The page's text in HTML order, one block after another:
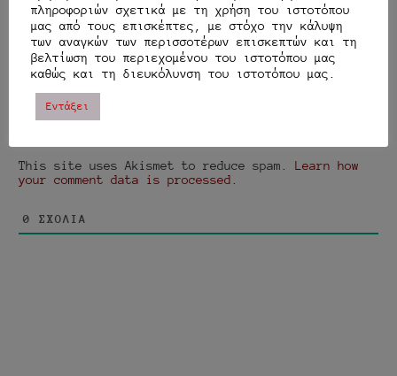
This site uses Akismet to reduce spam. Learn how
your comment data is processed.
0 ΣΧΌΛΙΑ
πληροφοριών σχετικά με τη χρήση του ιστοτόπου
μας από τους επισκέπτες, με στόχο την κάλυψη
των αναγκών των περισσοτέρων επισκεπτών και τη
βελτίωση του περιεχομένου του ιστοτόπου μας
καθώς και τη διευκόλυνση του ιστοτόπου μας.
Εντάξει